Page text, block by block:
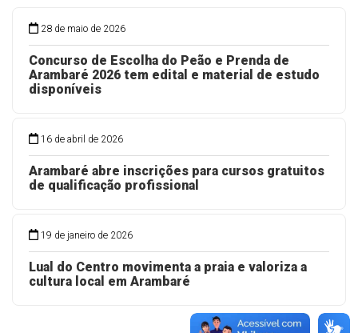
28 de maio de 2026
Concurso de Escolha do Peão e Prenda de
Arambaré 2026 tem edital e material de estudo
disponíveis
16 de abril de 2026
Arambaré abre inscrições para cursos gratuitos
de qualificação profissional
19 de janeiro de 2026
Lual do Centro movimenta a praia e valoriza a
cultura local em Arambaré